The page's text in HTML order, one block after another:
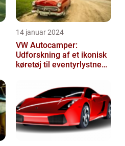
14 januar 2024
VW Autocamper:
Udforskning af et ikonisk
køretøj til eventyrlystne